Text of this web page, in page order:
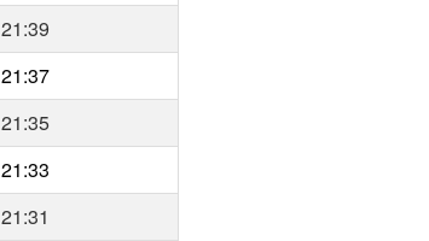
21:39
21:37
21:35
21:33
21:31